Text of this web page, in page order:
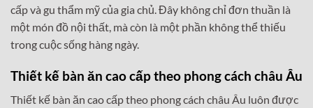
cấp và gu thẩm mỹ của gia chủ. Đây không chỉ đơn thuần là
một món đồ nội thất, mà còn là một phần không thể thiếu
trong cuộc sống hàng ngày.
Thiết kế bàn ăn cao cấp theo phong cách châu Âu
Thiết kế bàn ăn cao cấp theo phong cách châu Âu luôn được